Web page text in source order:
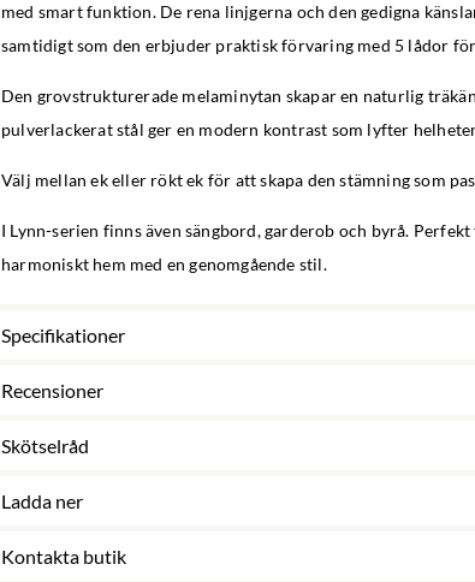
med smart funktion. De rena linjgerna och den gedigna
samtidigt som den erbjuder praktisk förvaring med 5 lådor
Den grovstrukturerade melaminytan skapar en naturlig
pulverlackerat stål ger en modern kontrast som lyfter
Välj mellan ek eller rökt ek för att skapa den stämning som
I Lynn-serien finns även sängbord, garderob och byrå.
harmoniskt hem med en genomgående stil.
Specifikationer
Recensioner
Skötselråd
Ladda ner
Kontakta butik